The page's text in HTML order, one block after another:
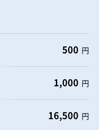
500 円
1,000 円
16,500 円